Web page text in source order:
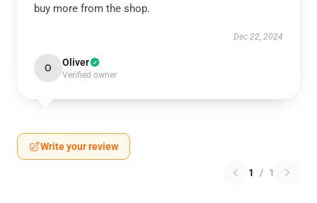
buy more from the shop.
Dec 22, 2024
O Oliver
Verified owner
Write your review
1 / 1